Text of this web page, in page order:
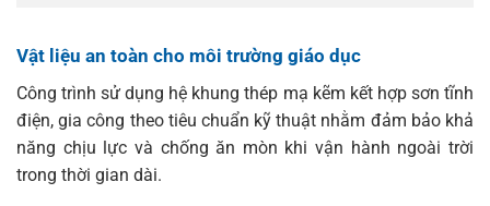
Vật liệu an toàn cho môi trường giáo dục
Công trình sử dụng hệ khung thép mạ kẽm kết hợp sơn tĩnh
điện, gia công theo tiêu chuẩn kỹ thuật nhằm đảm bảo khả
năng chịu lực và chống ăn mòn khi vận hành ngoài trời
trong thời gian dài.